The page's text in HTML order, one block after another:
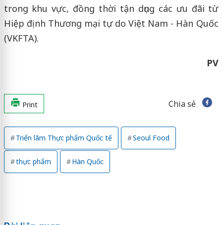
trong khu vực, đồng thời tận dụng các ưu đãi từ
Hiệp định Thương mại tự do Việt Nam - Hàn Quốc
(VKFTA).
PV
Print Chia sẻ
Triển lãm Thực phẩm Quốc tế Seoul Food
thực phẩm Hàn Quốc